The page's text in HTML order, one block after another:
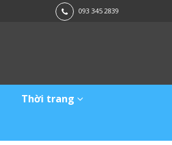
093 345 2839
Thời trang